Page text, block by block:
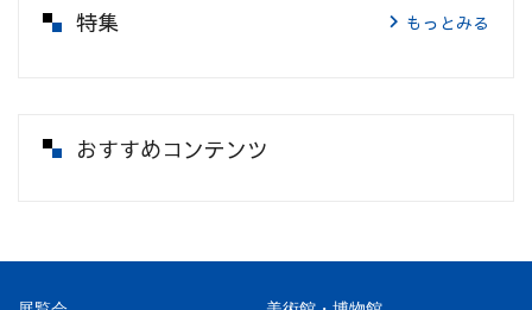
特集 もっとみる
おすすめコンテンツ